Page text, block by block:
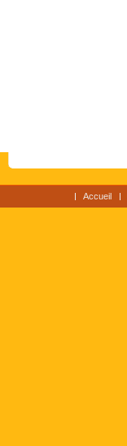
Accueil